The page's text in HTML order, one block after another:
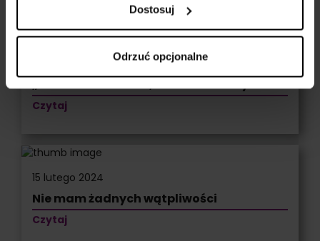
Dostosuj
Odrzuć opcjonalne
„W końcu szkolenie, które tłumaczy
Czytaj
15 lutego 2024
Nie mam żadnych wątpliwości
Czytaj